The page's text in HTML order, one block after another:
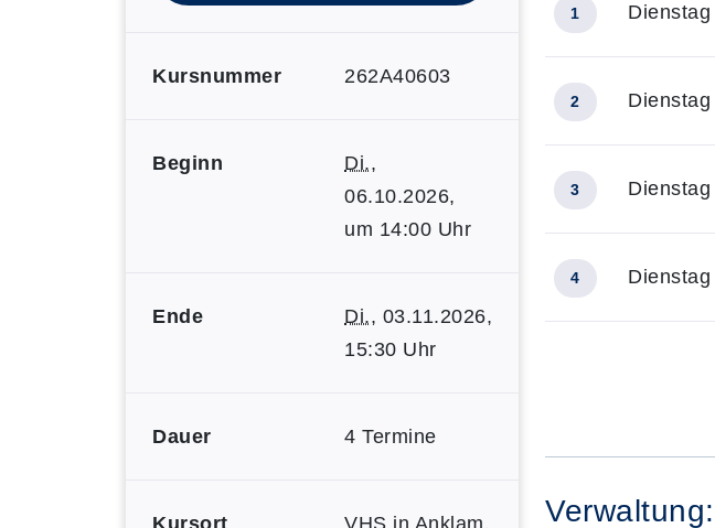
Kursnummer 262A40603
Beginn Di.,
06.10.2026,
um 14:00 Uhr
Ende Di., 03.11.2026,
15:30 Uhr
Dauer 4 Termine
Kursort
VHS in Anklam,
Insgesamt gibt
1
2
3
4
Verwaltung: